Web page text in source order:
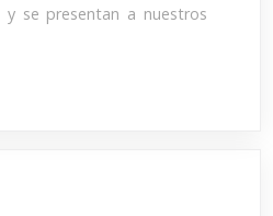
se presentan a nuestros